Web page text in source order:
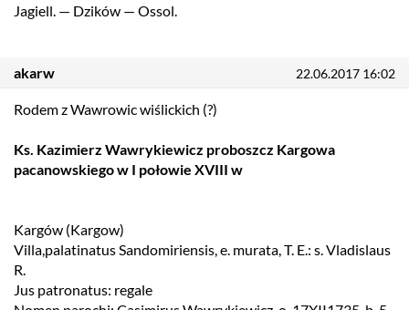
Jagiell. — Dzików — Ossol.
akarw 22.06.2017 16:02
Rodem z Wawrowic wiślickich (?)
Ks. Kazimierz Wawrykiewicz proboszcz Kargowa
pacanowskiego w I połowie XVIII w
Kargów (Kargow)
Villa,palatinatus Sandomiriensis, e. murata, T. E.: s. Vladislaus
R.
Jus patronatus: regale